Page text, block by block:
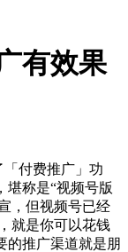
有效果
费推广」功
堪称是“视频号版
，但视频号已经
就是你可以花钱
的推广渠道就是朋